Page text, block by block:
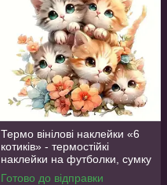
Термо вінілові наклейки «6
котиків» - термостійкі
наклейки на футболки, сумку
Готово до відправки